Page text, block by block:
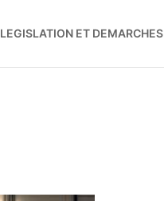
LEGISLATION ET DEMARCHES